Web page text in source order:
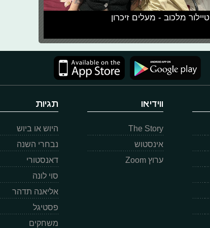
טיילור מלכוב - מעלים זיכרון
ווידיאו
The Story
אינסטוש
ערוץ Zoom
תגיות
היוש או ביוש
נבחרי השנה
דאנסטורי
סוי לונה
אליאנה תדהר
פסטיגל
משחקים